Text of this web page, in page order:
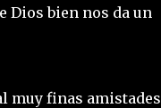
Dios bien nos da un
muy finas amistades